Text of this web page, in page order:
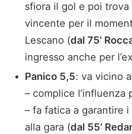
sfiora il gol e poi trova
vincente per il
Lescano (dal 75’
ingresso anche per
Panico 5,5: va vicino
– complice l’influenza
– fa fatica a garantire
alla gara (dal 55’